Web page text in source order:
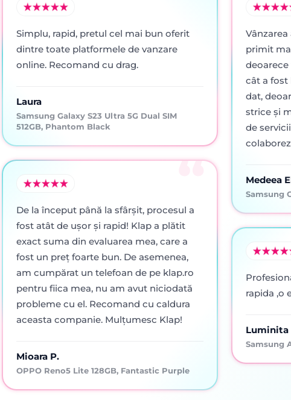
Simplu, rapid, pretul cel mai bun oferit
dintre toate platformele de vanzare
online. Recomand cu drag.
Laura
Samsung Galaxy S23 Ultra 5G Dual SIM
512GB, Phantom Black
De la început până la sfârșit, procesul a
fost atât de ușor și rapid! Klap a plătit
exact suma din evaluarea mea, care a
fost un preț foarte bun. De asemenea,
am cumpărat un telefoan de pe klap.ro
pentru fiica mea, nu am avut niciodată
probleme cu el. Recomand cu caldura
aceasta companie. Mulțumesc Klap!
Mioara P.
OPPO Reno5 Lite 128GB, Fantastic Purple
primit
cât a fost
dat,
strice şi
de
Medeea
Samsung
rapida ,o
Luminita
Samsung